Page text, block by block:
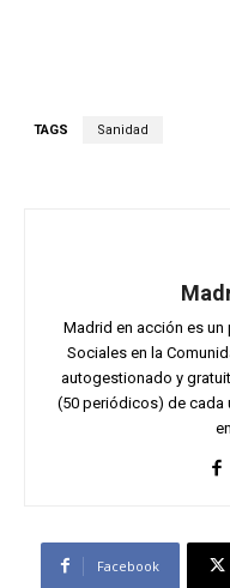
TAGS Sanidad
Madrid en acción es
Sociales en la
autogestionado y
(50 periódicos) de cada
Facebook